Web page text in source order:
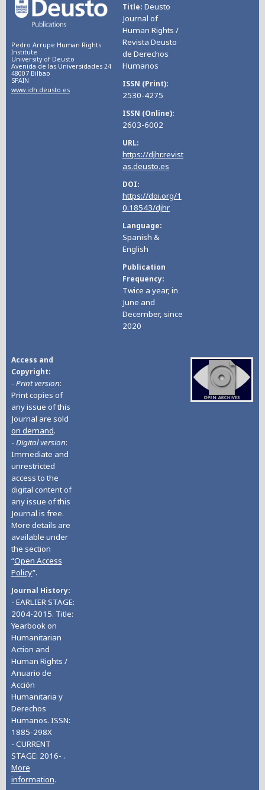
Pedro Arrupe Human Rights
Institute
University of Deusto
Avenida de las Universidades 24
48007 Bilbao
SPAIN
www.idh.deusto.es
Title Deusto
Journal of
Human Rights /
Revista Deusto
de Derechos
Humanos
ISSN (Print)
2530-4275
ISSN (Online)
2603-6002
URL
https://djhr.revist
as.deusto.es
DOI
https://doi.org/1
0.18543/djhr
Language
Spanish &
English
Publication
Frequency
Twice a year, in
June and
December, since
2020
Access and
Copyright
- Print version:
Print copies of
any issue of this
Journal are sold
on demand.
- Digital version:
Immediate and
unrestricted
access to the
digital content of
any issue of this
Journal is free.
More details are
available under
the section
“Open Access
Policy”.
Journal History
- EARLIER STAGE:
2004-2015. Title:
Yearbook on
Humanitarian
Action and
Human Rights /
Anuario de
Acción
Humanitaria y
Derechos
Humanos. ISSN:
1885-298X
- CURRENT
STAGE: 2016- .
More
information.